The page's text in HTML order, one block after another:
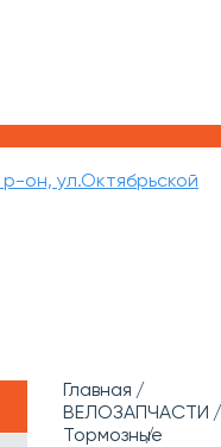
он, ул.Октябрьской
Главная
ВЕЛОЗАПЧАСТИ
Тормозные